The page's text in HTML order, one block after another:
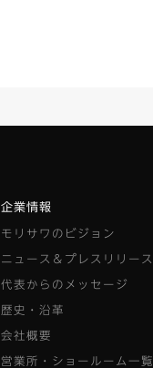
企業情報
モリサワのビジョン
ニュース＆プレスリリース
代表からのメッセージ
歴史・沿革
会社概要
営業所・ショールーム一覧